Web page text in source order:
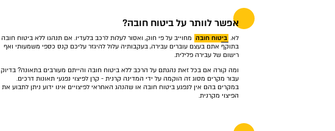
אפשר לוותר על ביטוח חובה?
לא. ביטוח חובה מחוייב על פי חוק, ואסור לעלות לרכב בלעדיו. אם תנהגו ללא ביטוח חובה
בתוקף אתם בעצם עוברים עבירה, בעקבותיה עלול להיגזר עליכם קנס כספי משמעותי ואף
רישום של עבירה פלילית.
ומה קורה אם בכל זאת נהגתם על הרכב ללא ביטוח חובה והייתם מעורבים בתאונה? בדיוק
עבור מקרים מסוג זה הוקמה על ידי המדינה קרנית - קרן לפיצוי נפגעי תאונות דרכים.
במקרים בהם אין לנפגע ביטוח חובה או שהנהג האחראי לפיצויים אינו ידוע ניתן לתבוע את
הפיצוי מקרנית.